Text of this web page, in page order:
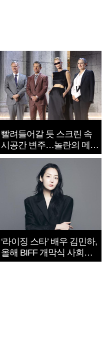
빨려들어갈 듯 스크린 속
시공간 변주…놀란의 메시
지는 ‘전쟁 속죄’
‘라이징 스타’ 배우 김민하,
올해 BIFF 개막식 사회자
확정